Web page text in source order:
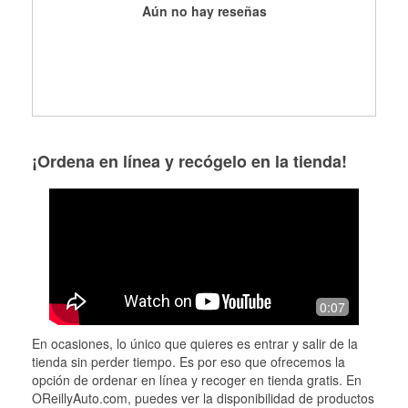
Aún no hay reseñas
¡Ordena en línea y recógelo en la tienda!
0:07
En ocasiones, lo único que quieres es entrar y salir de la
tienda sin perder tiempo. Es por eso que ofrecemos la
opción de ordenar en línea y recoger en tienda gratis. En
OReillyAuto.com, puedes ver la disponibilidad de productos